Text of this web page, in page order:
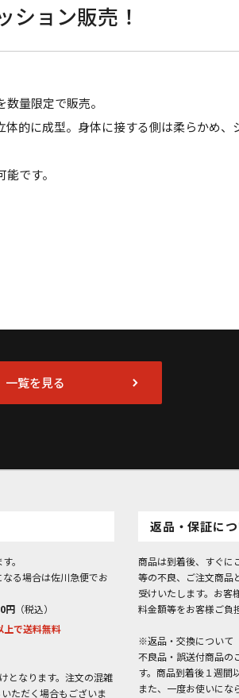
ション販売！
量限定で販売。
的に成型。身体に接する側は柔らかめ
です。
一覧を見る
。
る場合は佐川急便でお
円 （税込）
上で送料無料
となります。注文の混雑
ただく場合もございま
返品・保証に
商品は到着後、すぐに
等の不良、ご注文商品
受けいたします。お客
料金額等をお客様ご負
※返品・交換について
不良品・誤送付商品の
す。商品到着後１週間
また、一度お使いにな